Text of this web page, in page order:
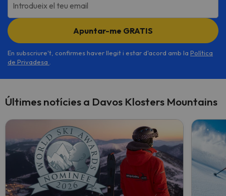
Introdueix el teu email
Apuntar-me GRATIS
En subscriure't, confirmes haver llegit i estar d'acord amb la Política
de Privadesa
Últimes notícies a Davos Klosters Mountains